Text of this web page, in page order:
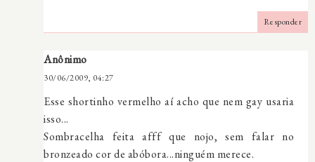
Responder
Anônimo
30/06/2009, 04:27
Esse shortinho vermelho aí acho que nem gay usaria
isso...
Sombracelha feita afff que nojo, sem falar no
bronzeado cor de abóbora...ninguém merece.